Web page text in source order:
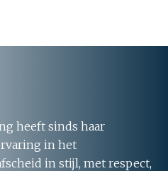
heeft sinds haar
in het
in stijl, met respect,